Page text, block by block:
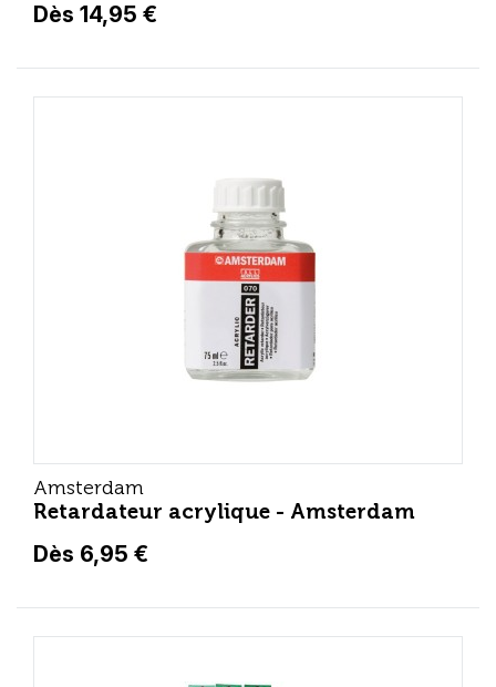
Dès 14,95 €
Amsterdam
Retardateur acrylique - Amsterdam
Dès 6,95 €